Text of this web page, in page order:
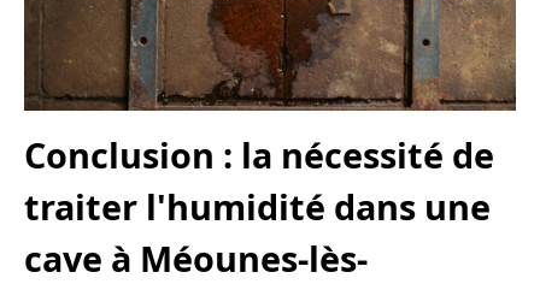
Conclusion : la nécessité de
traiter l'humidité dans une
cave à Méounes-lès-